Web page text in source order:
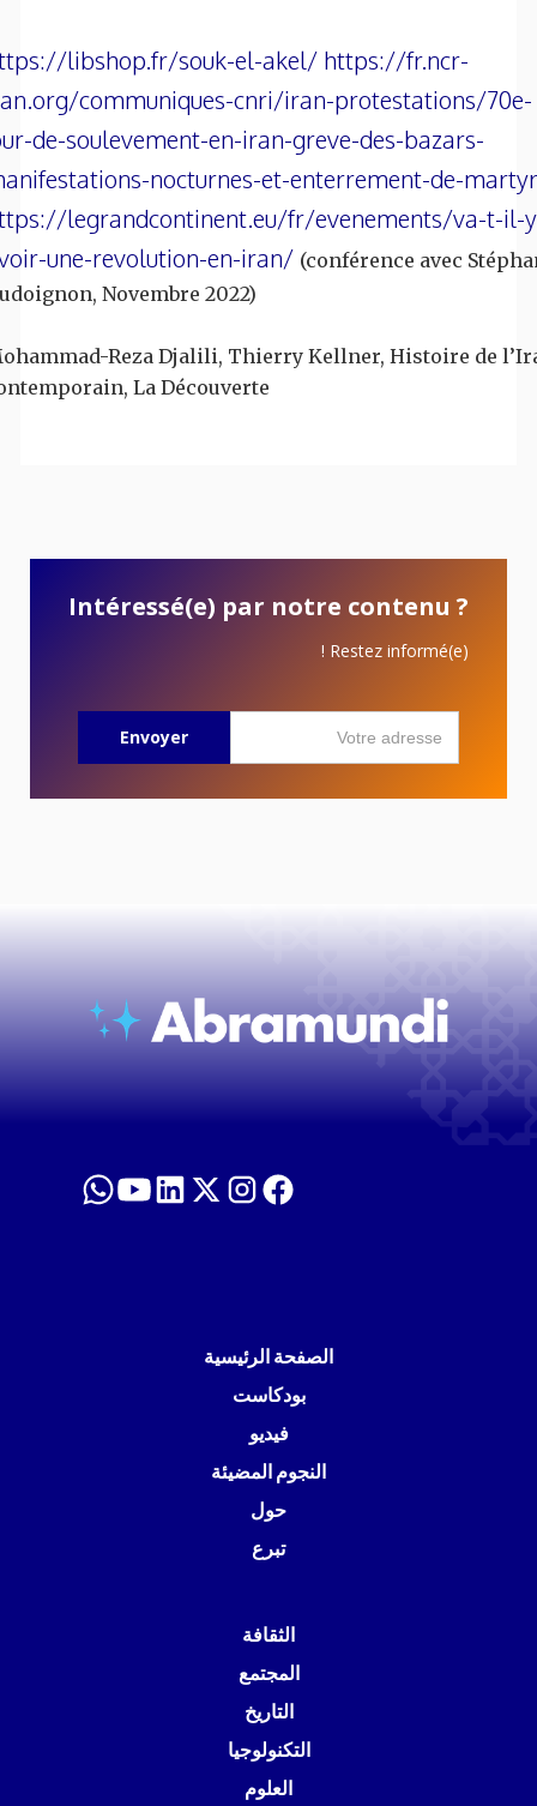
libshop.fr/souk-el-akel/ https://fr.ncr-
communiques-cnri/iran-protestations/70e-
de-soulevement-en-iran-greve-des-bazars-
nocturnes-et-enterrement-de-
legrandcontinent.eu/fr/evenements/va-t-il-
une-revolution-en-iran/ (conférence avec
Novembre 2022)
Reza Djalili, Thierry Kellner, Histoire de
La Découverte
Intéressé(e) par notre contenu ?
Restez informé(e) !
الصفحة الرئيسية
بودكاست
فيديو
النجوم المضيئة
حول
تبرع
الثقافة
المجتمع
التاريخ
التكنولوجيا
العلوم